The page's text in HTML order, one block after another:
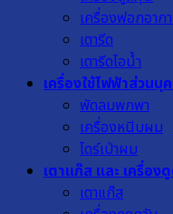
เครื่องฟอกอาก
เตารีด
เตารีดไอน้ำ
เครื่องใช้ไฟฟ้าส่วนบุ
พัดลมพกพา
เครื่องหนีบผม
ไดร์เป่าผม
เตาแก๊ส และ เครื่อง
เตาแก๊ส